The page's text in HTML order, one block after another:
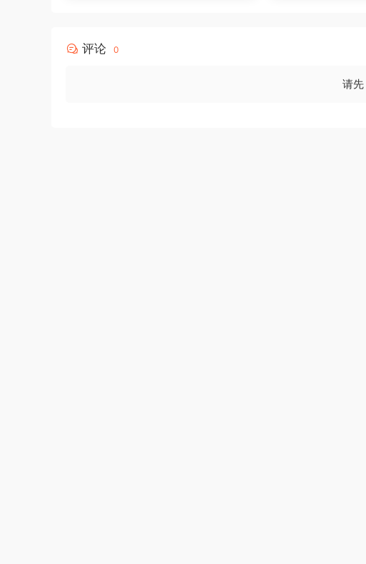
评论 0
请先